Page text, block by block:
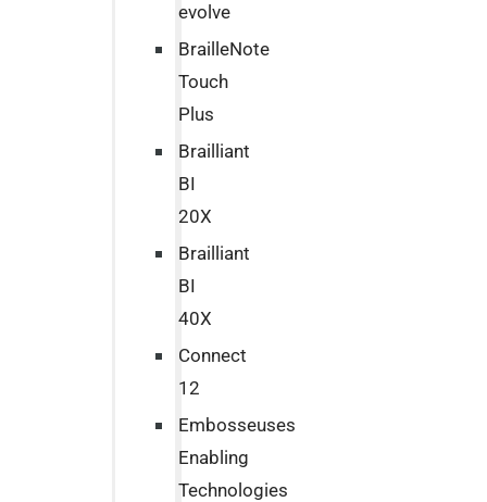
evolve
BrailleNote
Touch
Plus
Brailliant
BI
20X
Brailliant
BI
40X
Connect
12
Embosseuses
Enabling
Technologies